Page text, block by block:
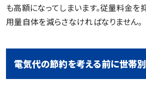
も高額になってしまいます。従量料金を
用量自体を減らさなければなりません。
電気代の節約を考える前に世帯